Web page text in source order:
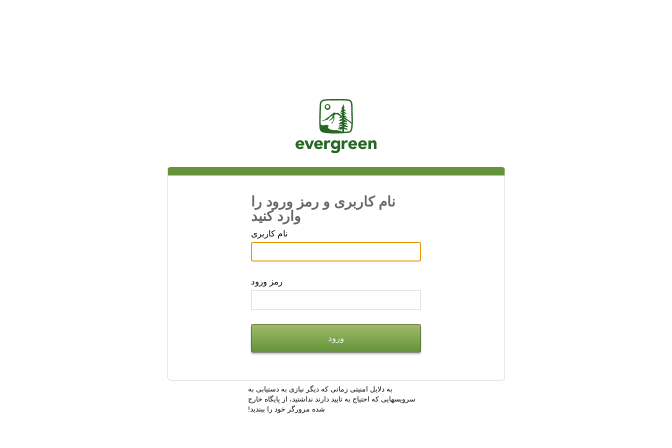
Jasig
نام کاربری و رمز ورود را
وارد کنید
نام کاربری
رمز ورود
به دلایل امنیتی زمانی که دیگر نیازی به دستیابی به
سرویسهایی که احتیاج به تایید دارند نداشتید، از پایگاه خارج
شده مرورگر خود را ببندید!